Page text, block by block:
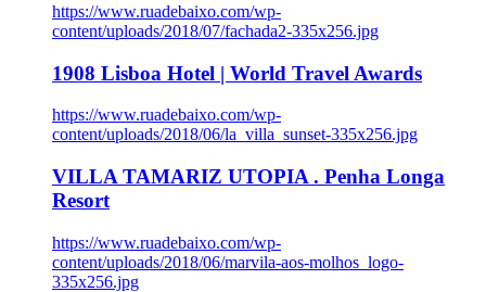
https://www.ruadebaixo.com/wp-
content/uploads/2018/07/fachada2-335x256.jpg
1908 Lisboa Hotel | World Travel Awards
https://www.ruadebaixo.com/wp-
content/uploads/2018/06/la_villa_sunset-335x256.jpg
VILLA TAMARIZ UTOPIA . Penha Longa
Resort
https://www.ruadebaixo.com/wp-
content/uploads/2018/06/marvila-aos-molhos_logo-
335x256.jpg